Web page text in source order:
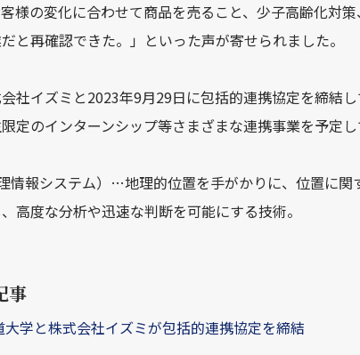
様の変化に合わせて商品を売ること、少子高齢化対
と再確認できた。」といった声が寄せられました。
社イズミと2023年9月29日に包括的連携協定を締結
定のインターンシップ等さまざまな連携事業を予定し
情報システム）…地理的位置を手がかりに、位置に
高度な分析や迅速な判断を可能にする技術。
事
大学と株式会社イズミが包括的連携協定を締結